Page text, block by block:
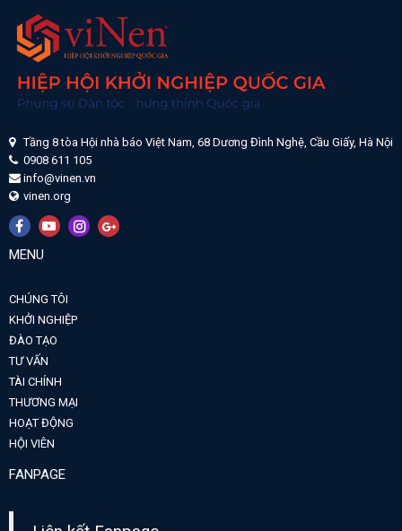
Tầng 8 tòa Hội nhà báo Việt Nam, 68 Dương Đình Nghệ, Cầu Giấy, Hà Nội
0908 611 105
info@vinen.vn
vinen.org
MENU
CHÚNG TÔI
KHỞI NGHIỆP
ĐÀO TẠO
TƯ VẤN
TÀI CHÍNH
THƯƠNG MẠI
HOẠT ĐỘNG
HỘI VIÊN
FANPAGE